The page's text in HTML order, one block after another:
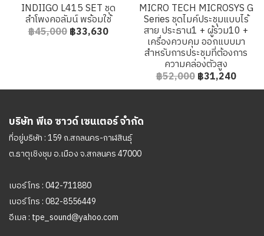
INDIIGO L415 SET ชุด
ลำโพงคอลัมน์ พร้อมใช้
฿45,000 ฿33,630
MICRO TECH MICROSYS G
Series ชุดไมค์ประชุมแบบไร้
สาย ประธาน1 + ผู้ร่วม10 +
เครื่องควบคุม ออกแบบมา
สำหรับการประชุมที่ต้องการ
ความคล่องตัวสูง
฿52,000 ฿31,240
บริษัท พีเอ ซาวด์ เซนเตอร์ จำกัด
ที่อยู่บริษัท : 159 ถ.สกลนคร-กาฬสินธุ์
ต.ธาตุเชิงชุม อ.เมือง จ.สกลนคร 47000
เบอร์โทร :042-711880
เบอร์โทร :082-8556449
อีเมล : tpe_sound@yahoo.com